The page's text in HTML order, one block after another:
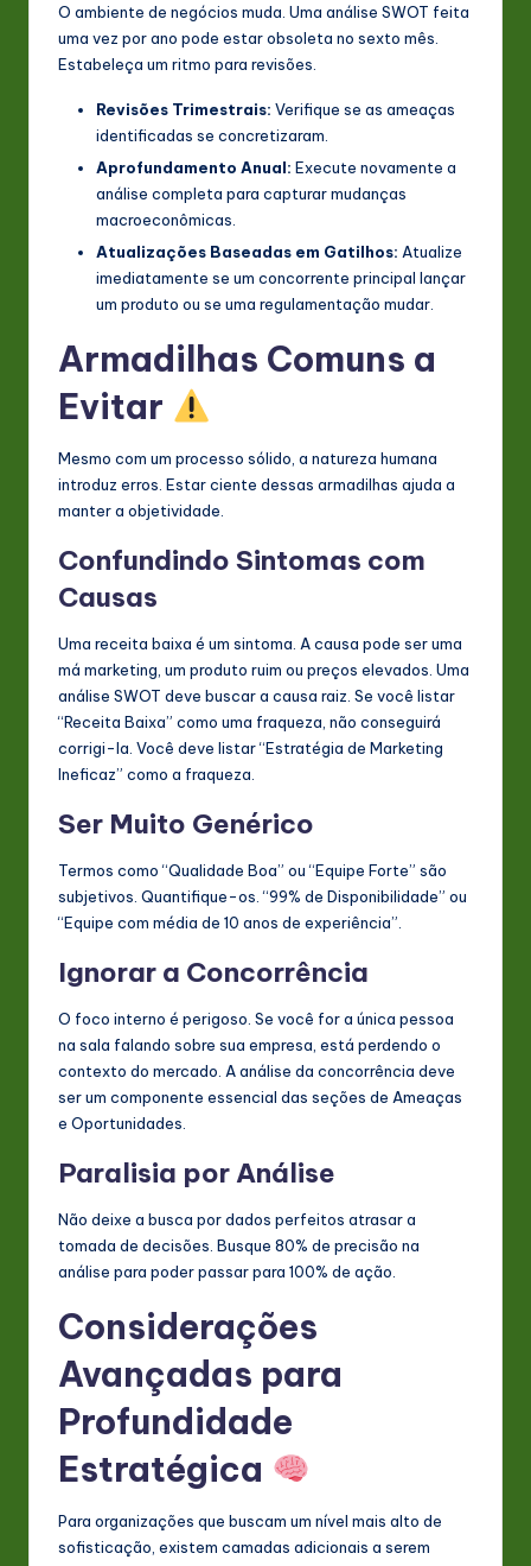
O ambiente de negócios muda. Uma análise SWOT feita
uma vez por ano pode estar obsoleta no sexto mês.
Estabeleça um ritmo para revisões.
Revisões Trimestrais: Verifique se as ameaças
identificadas se concretizaram.
Aprofundamento Anual: Execute novamente a
análise completa para capturar mudanças
macroeconômicas.
Atualizações Baseadas em Gatilhos: Atualize
imediatamente se um concorrente principal lançar
um produto ou se uma regulamentação mudar.
Armadilhas Comuns a
Evitar
Mesmo com um processo sólido, a natureza humana
introduz erros. Estar ciente dessas armadilhas ajuda a
manter a objetividade.
Confundindo Sintomas com
Causas
Uma receita baixa é um sintoma. A causa pode ser uma
má marketing, um produto ruim ou preços elevados. Uma
análise SWOT deve buscar a causa raiz. Se você listar
“Receita Baixa” como uma fraqueza, não conseguirá
corrigi-la. Você deve listar “Estratégia de Marketing
Ineficaz” como a fraqueza.
Ser Muito Genérico
Termos como “Qualidade Boa” ou “Equipe Forte” são
subjetivos. Quantifique-os. “99% de Disponibilidade” ou
“Equipe com média de 10 anos de experiência”.
Ignorar a Concorrência
O foco interno é perigoso. Se você for a única pessoa
na sala falando sobre sua empresa, está perdendo o
contexto do mercado. A análise da concorrência deve
ser um componente essencial das seções de Ameaças
e Oportunidades.
Paralisia por Análise
Não deixe a busca por dados perfeitos atrasar a
tomada de decisões. Busque 80% de precisão na
análise para poder passar para 100% de ação.
Considerações
Avançadas para
Profundidade
Estratégica
Para organizações que buscam um nível mais alto de
sofisticação, existem camadas adicionais a serem